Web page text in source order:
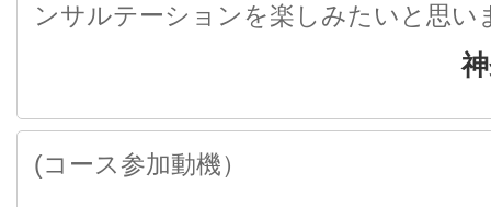
ンサルテーションを楽しみたいと思い
(コース参加動機）